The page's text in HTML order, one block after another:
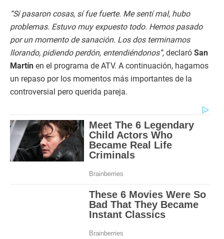
“Sí pasaron cosas, sí fue fuerte. Me sentí mal, hubo
problemas. Estuvo muy expuesto todo. Hemos pasado
por un momento de sanación. Los dos terminamos
llorando, pidiendo perdón, entendiéndonos”, declaró San
Martín en el programa de ATV. A continuación, hagamos
un repaso por los momentos más importantes de la
controversial pero querida pareja.